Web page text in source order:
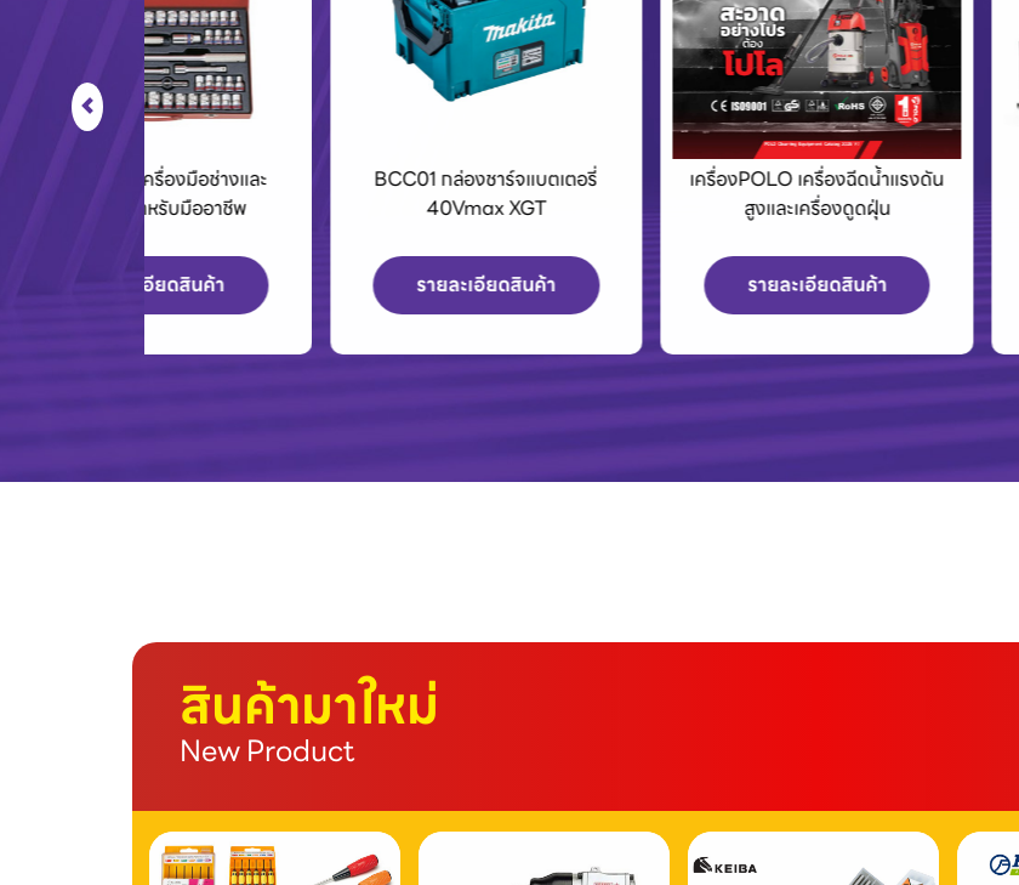
BCC01 กล่องชาร์จแบตเตอรี่
รายละเอียดสินค้า
เครื่องPOLO เครื่องฉีดน้ำแรงดัน
รายละเอียดสินค้า
Eurovent พัดลมอุ
และพัดลมระบายอ
บานเกล็ด
รายละเอียดสิ
สินค้ามาใหม่
New Product